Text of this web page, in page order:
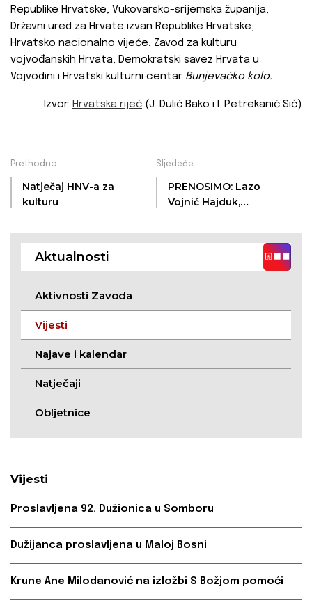
Republike Hrvatske, Vukovarsko-srijemska županija,
Državni ured za Hrvate izvan Republike Hrvatske,
Hrvatsko nacionalno vijeće, Zavod za kulturu
vojvođanskih Hrvata, Demokratski savez Hrvata u
Vojvodini i Hrvatski kulturni centar Bunjevačko kolo.
Izvor: Hrvatska riječ (J. Dulić Bako i I. Petrekanić Sič)
Prethodno
Natječaj HNV-a za
kulturu
Sljedeće
PRENOSIMO: Lazo
Vojnić Hajduk,
Udruge bunjevačkih
Hrvata „Dužijanca“ -
Aktualnosti
Aktivnosti Zavoda
Vijesti
Najave i kalendar
Natječaji
Obljetnice
Vijesti
Proslavljena 92. Dužionica u Somboru
Dužijanca proslavljena u Maloj Bosni
Krune Ane Milodanović na izložbi S Božjom pomoći